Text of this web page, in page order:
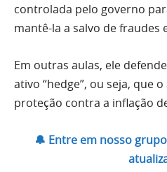
controlada pelo governo
mantê-la a salvo de fraudes
Em outras aulas, ele
ativo “hedge”, ou seja, que
proteção contra a inflação
🔔 Entre em nosso